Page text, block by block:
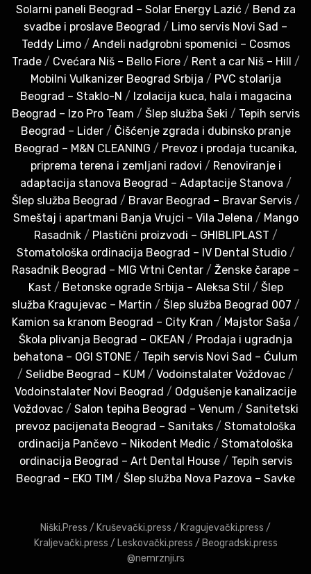
Solarni paneli Beograd – Solar Energy Lazić / Bend za
svadbe i proslave Beograd / Limo servis Novi Sad –
Teddy Limo/ Anđeli nadgrobni spomenici – Cosmos
Trade/ Cvećara Niš – Bello Fiore/ Rent a car Niš – Hill /
Mobilni Vulkanizer Beograd Srbija / PVC stolarija
Beograd – Staklo-N / Izolacija kuca, hala i magacina
Beograd – Izo Pro Team / Šlep služba Šeki / Tepih servis
Beograd – Lider/ Čišćenje zgrada i dubinsko pranje
Beograd – M&N CLEANING / Prevoz i prodaja tucanika,
priprema terena i zemljani radovi / Renoviranje i
adaptacija stanova Beograd – Adaptacije Stanova /
Šlep služba Beograd / Bravar Beograd – Bravar Servis/
Smeštaj i apartmani Banja Vrujci – Vila Jelena / Mango
Rasadnik/ Plastični proizvodi – GHIBLIPLAST /
Stomatološka ordinacija Beograd – IV Dental Studio/
Rasadnik Beograd – MIG Vrtni Centar / Ženske čarape –
Kast / Betonske ograde Srbija – Aleksa Stil / Šlep
služba Kragujevac – Martin / Šlep služba Beograd 007 /
Kamion sa kranom Beograd – City Kran / Majstor Saša /
Škola plivanja Beograd – OKEAN / Prodaja i ugradnja
behatona – OGI STONE / Tepih servis Novi Sad – Ćulum
/ Selidbe Beograd – KUM / Vodoinstalater Voždovac /
Vodoinstalater Novi Beograd / Odgušenje kanalizacije
Voždovac/ Salon tepiha Beograd – Venum / Sanitetski
prevoz pacijenata Beograd – Sanitaks / Stomatološka
ordinacija Pančevo – Nikodent Medic / Stomatološka
ordinacija Beograd – Art Dental House/ Tepih servis
Beograd – EKO TIM / Šlep služba Nova Pazova – Savke
Niški.Press / Kruševački.press / Kragujevački.press /
Kraljevački.press / Leskovački.press / Beogradski.press
@nemrznji.rs